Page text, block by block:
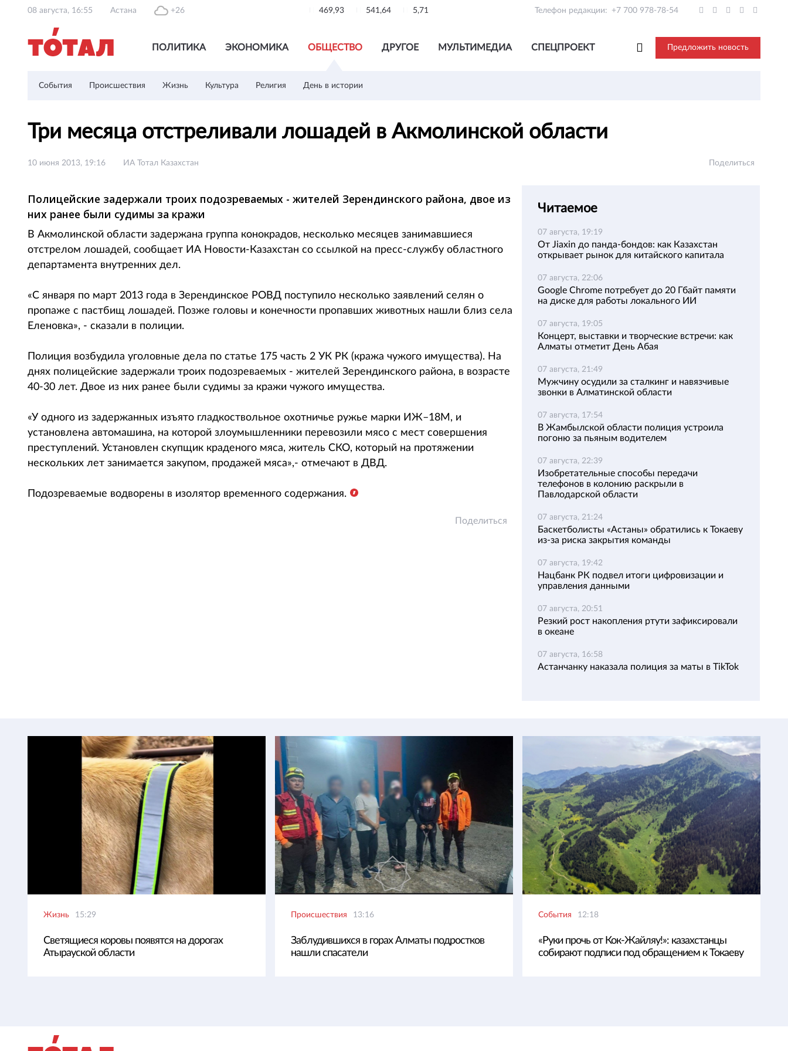
08 августа, 16:55 Астана +26 469,93 541,64 5,71 Телефон редакции: +7 700 978-78-54
ПОЛИТИКА ЭКОНОМИКА ОБЩЕСТВО ДРУГОЕ МУЛЬТИМЕДИА СПЕЦПРОЕКТ Предложить новость
События Происшествия Жизнь Культура Религия День в истории
Три месяца отстреливали лошадей в Акмолинской области
10 июня 2013, 19:16 ИА Тотал Казахстан Поделиться
Полицейские задержали троих подозреваемых - жителей Зерендинского района, двое из
них ранее были судимы за кражи
В Акмолинской области задержана группа конокрадов, несколько месяцев занимавшиеся
отстрелом лошадей, сообщает ИА Новости-Казахстан со ссылкой на пресс-службу областного
департамента внутренних дел.
«С января по март 2013 года в Зерендинское РОВД поступило несколько заявлений селян о
пропаже с пастбищ лошадей. Позже головы и конечности пропавших животных нашли близ села
Еленовка», - сказали в полиции.
Полиция возбудила уголовные дела по статье 175 часть 2 УК РК (кража чужого имущества). На
днях полицейские задержали троих подозреваемых - жителей Зерендинского района, в возрасте
40-30 лет. Двое из них ранее были судимы за кражи чужого имущества.
«У одного из задержанных изъято гладкоствольное охотничье ружье марки ИЖ–18М, и
установлена автомашина, на которой злоумышленники перевозили мясо с мест совершения
преступлений. Установлен скупщик краденого мяса, житель СКО, который на протяжении
нескольких лет занимается закупом, продажей мяса»,- отмечают в ДВД.
Подозреваемые водворены в изолятор временного содержания.
Поделиться
Читаемое
07 августа, 19:19
От Jiaxin до панда-бондов: как Казахстан
открывает рынок для китайского капитала
07 августа, 22:06
Google Chrome потребует до 20 Гбайт памяти
на диске для работы локального ИИ
07 августа, 19:05
Концерт, выставки и творческие встречи: как
Алматы отметит День Абая
07 августа, 21:49
Мужчину осудили за сталкинг и навязчивые
звонки в Алматинской области
07 августа, 17:54
В Жамбылской области полиция устроила
погоню за пьяным водителем
07 августа, 22:39
Изобретательные способы передачи
телефонов в колонию раскрыли в
Павлодарской области
07 августа, 21:24
Баскетболисты «Астаны» обратились к Токаеву
из-за риска закрытия команды
07 августа, 19:42
Нацбанк РК подвел итоги цифровизации и
управления данными
07 августа, 20:51
Резкий рост накопления ртути зафиксировали
в океане
07 августа, 16:58
Астанчанку наказала полиция за маты в TikTok
Жизнь 15:29
Светящиеся коровы появятся на дорогах
Атырауской области
Происшествия 13:16
Заблудившихся в горах Алматы подростков
нашли спасатели
События 12:18
«Руки прочь от Кок-Жайляу!»: казахстанцы
собирают подписи под обращением к Токаеву